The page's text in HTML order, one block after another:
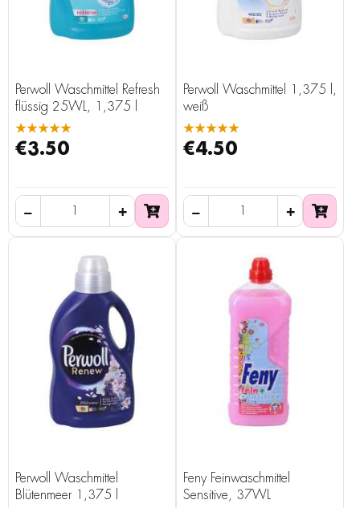
Perwoll Waschmittel Refresh
flüssig 25WL, 1,375 l
★★★★★
€3.50
Perwoll Waschmittel 1,375 l,
weiß
★★★★★
€4.50
Perwoll Waschmittel
Blütenmeer 1,375 l
Feny Feinwaschmittel
Sensitive, 37WL